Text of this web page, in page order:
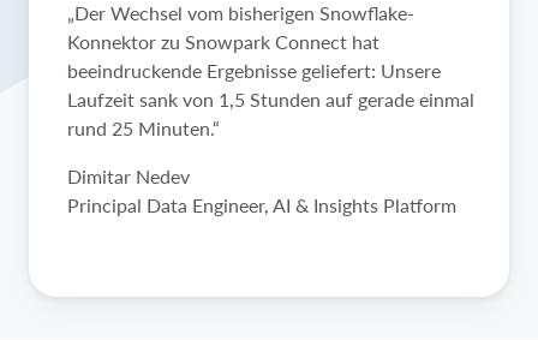
„Der Wechsel vom bisherigen Snowflake-
Konnektor zu Snowpark Connect hat
beeindruckende Ergebnisse geliefert: Unsere
Laufzeit sank von 1,5 Stunden auf gerade einmal
rund 25 Minuten.“
Dimitar Nedev
Principal Data Engineer, AI & Insights Platform